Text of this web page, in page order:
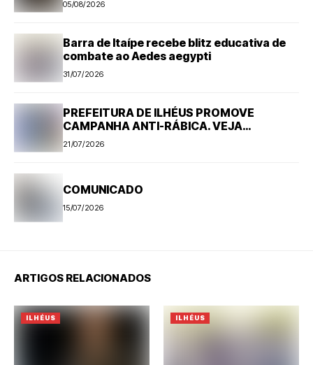
05/08/2026
Barra de Itaípe recebe blitz educativa de
combate ao Aedes aegypti
31/07/2026
PREFEITURA DE ILHÉUS PROMOVE
CAMPANHA ANTI-RÁBICA. VEJA
PROGRAMAÇÃO
21/07/2026
COMUNICADO
15/07/2026
ARTIGOS RELACIONADOS
ILHÉUS ILHÉUS